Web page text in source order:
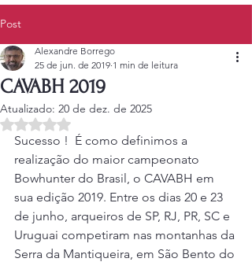
Post
CAVABH 2019
Alexandre Borrego
25 de jun. de 2019 1 min de leitura
Atualizado: 20 de dez. de 2025
Avaliado com NaN de 5 estrelas.
Sucesso !  É como definimos a
realização do maior campeonato
Bowhunter do Brasil, o CAVABH em
sua edição 2019. Entre os dias 20 e 23
de junho, arqueiros de SP, RJ, PR, SC e
Uruguai competiram nas montanhas da
Serra da Mantiqueira, em São Bento do